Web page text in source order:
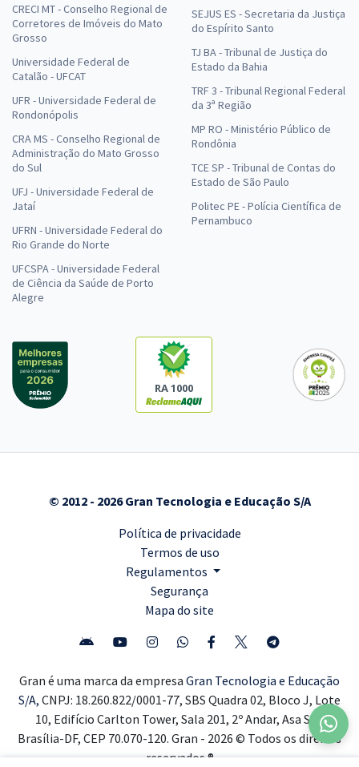
CRECI MT - Conselho Regional de
Corretores de Imóveis do Mato
Grosso
Universidade Federal de
Catalão - UFCAT
UFR - Universidade Federal de
Rondonópolis
CRA MS - Conselho Regional de
Administração do Mato Grosso
do Sul
UFJ - Universidade Federal de
Jataí
UFRN - Universidade Federal do
Rio Grande do Norte
UFCSPA - Universidade Federal
de Ciência da Saúde de Porto
Alegre
SEJUS ES - Secretaria da Justiça
do Espírito Santo
TJ BA - Tribunal de Justiça do
Estado da Bahia
TRF 3 - Tribunal Regional Federal
da 3ª Região
MP RO - Ministério Público de
Rondônia
TCE SP - Tribunal de Contas do
Estado de São Paulo
Politec PE - Polícia Científica de
Pernambuco
RA 1000
© 2012 - 2026 Gran Tecnologia e Educação S/A
Política de privacidade
Termos de uso
Regulamentos
Segurança
Mapa do site
Gran é uma marca da empresa Gran Tecnologia e Educação
S/A, CNPJ: 18.260.822/0001-77, SBS Quadra 02, Bloco J, Lote
10, Edifício Carlton Tower, Sala 201, 2º Andar, Asa Sul,
Brasília-DF, CEP 70.070-120. Gran - 2026 © Todos os direitos
reservados ®